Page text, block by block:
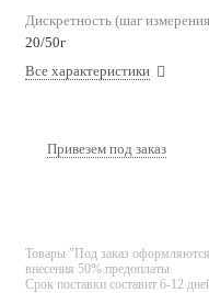
Дискретность (шаг
20/50г
Все характеристики
Привезем под заказ
Товары "Под заказ
внесения 50% предоплаты.
Срок поставки составит 6-12